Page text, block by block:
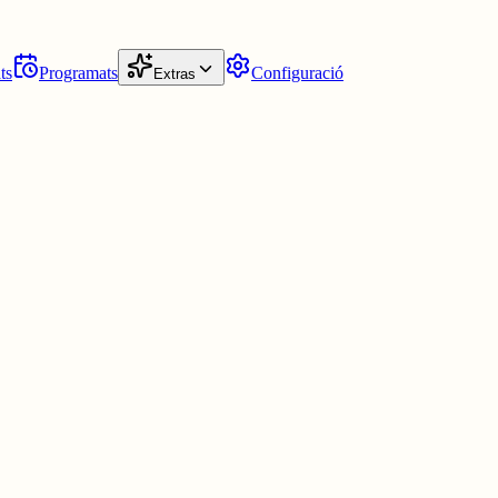
Programats Extras Configuració